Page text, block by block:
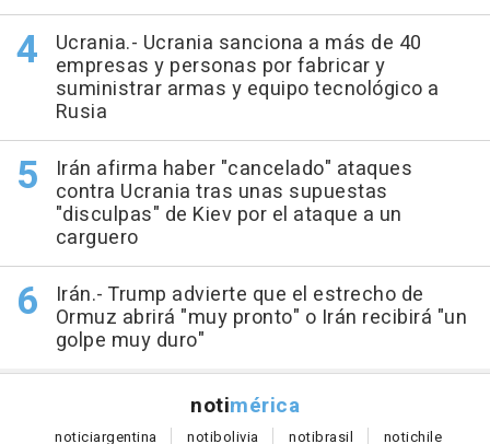
Ucrania.- Ucrania sanciona a más de 40
empresas y personas por fabricar y
suministrar armas y equipo tecnológico a
Rusia
Irán afirma haber "cancelado" ataques
contra Ucrania tras unas supuestas
"disculpas" de Kiev por el ataque a un
carguero
Irán.- Trump advierte que el estrecho de
Ormuz abrirá "muy pronto" o Irán recibirá "un
golpe muy duro"
notimérica
noticiargentina notibolivia notibrasil notichile